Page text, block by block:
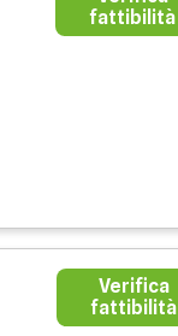
fattibilità
Verifica
fattibilità